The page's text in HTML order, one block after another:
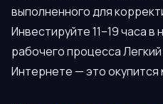
выполненного для
Инвестируйте 11–19 часа
рабочего процесса
Интернете — это окупится